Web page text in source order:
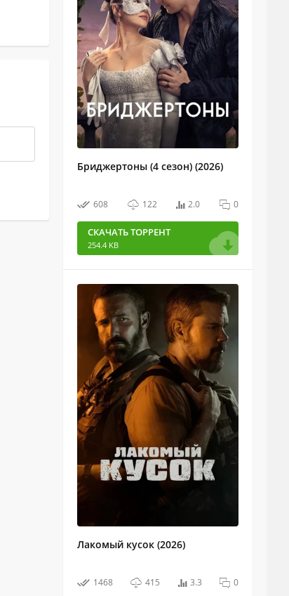
Бриджертоны (4 сезон) (2026)
608 122 2.0 0
СКАЧАТЬ ТОРРЕНТ
254.4 KB
Лакомый кусок (2026)
1468 415 3.3 0